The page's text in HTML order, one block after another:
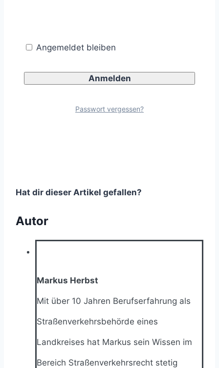
auf schmalen Fahrbahnen, bei denen ein
ist unzulässig, da es lediglich die gesetzliche
Hat dir dieser Artikel gefallen?
Autor
Markus Herbst
Mit über 10 Jahren Berufserfahrung als
Straßenverkehrsbehörde eines
Landkreises hat Markus sein Wissen im
Bereich Straßenverkehrsrecht stetig
Angemeldet bleiben
Passwort vergessen?